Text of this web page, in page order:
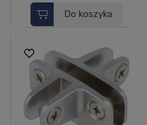
Do koszyka